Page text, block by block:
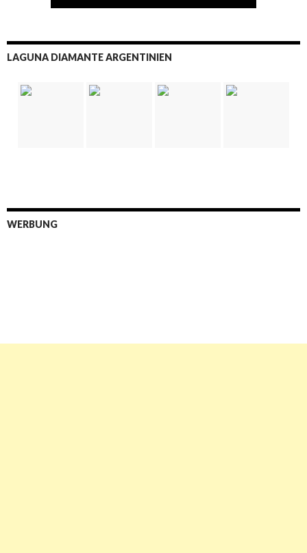
LAGUNA DIAMANTE ARGENTINIEN
WERBUNG